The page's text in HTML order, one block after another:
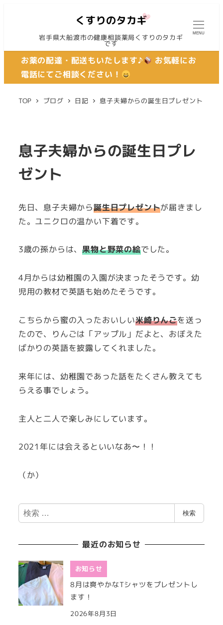
岩手県大船渡市の健康相談薬局くすりのタカギ
です
MENU
お薬の配達・配送もいたします♪
お気軽にお
電話にてご相談ください！
TOP ブログ 日記 息子夫婦からの誕生日プレゼント
息子夫婦からの誕生日プレ
ゼント
先日、息子夫婦から誕生日プレゼントが届きまし
た。ユニクロの温かい下着です。
3歳の孫からは、果物と野菜の絵でした。
4月からは幼稚園の入園が決まったそうです。幼
児用の教材で英語も始めたそうです。
こちらから蜜の入ったおいしい米崎りんごを送っ
たので、りんごは「アップル」だよと、おぼえた
ばかりの英語を披露してくれました。
来年には、幼稚園であった話をたくさん教えても
らえる事でしょう。
主人と二人で楽しみにしています。
2021年には会えるといいなあ〜！！
（か）
検
索
検索
最近のお知らせ
お知らせ
8月は爽やかなTシャツをプレゼントし
ます！
2026年8月3日